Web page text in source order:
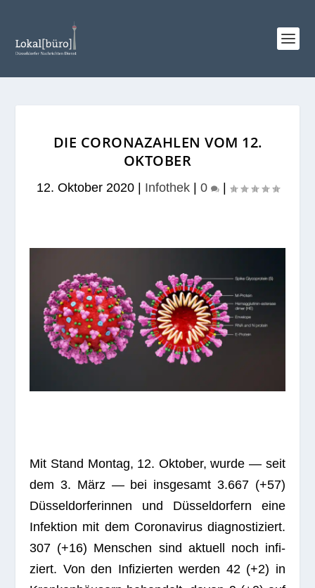
DIE CORONAZAHLEN VOM 12.
OKTOBER
12. Oktober 2020| Infothek| 0 |
Mit Stand Mon­tag, 12. Okto­ber, wurde — seit
dem 3. März — bei ins­ge­samt 3.667 (+57)
Düs­sel­dor­fe­rin­nen und Düs­sel­dor­fern eine
Infek­tion mit dem Coro­na­vi­rus dia­gnos­ti­ziert.
307 (+16) Men­schen sind aktu­ell noch infi­
ziert. Von den Infi­zier­ten wer­den 42 (+2) in